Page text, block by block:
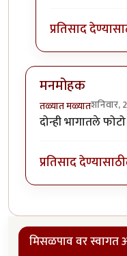
प्रतिसाद
मनमोहक
तळ्यात मळ्यातशनिवार,
दोन्ही भागातले
प्रतिसाद देण्यासाठी
मिसळपाव वर स्वागत